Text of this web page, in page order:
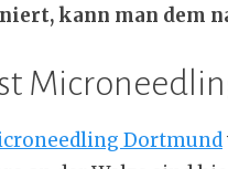
kann man dem
Dortmund